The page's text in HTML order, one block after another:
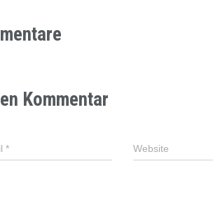
Kommentar
* Website